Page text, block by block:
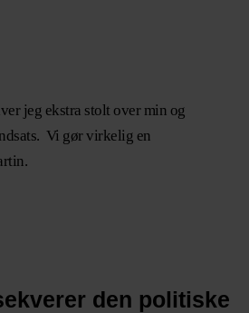
jeg ekstra stolt over min og
Vi gør virkelig en
den politiske